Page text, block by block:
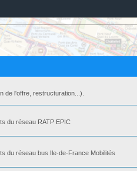
de l'offre, restructuration...).
du réseau RATP EPIC
du réseau bus Ile-de-France Mobilités